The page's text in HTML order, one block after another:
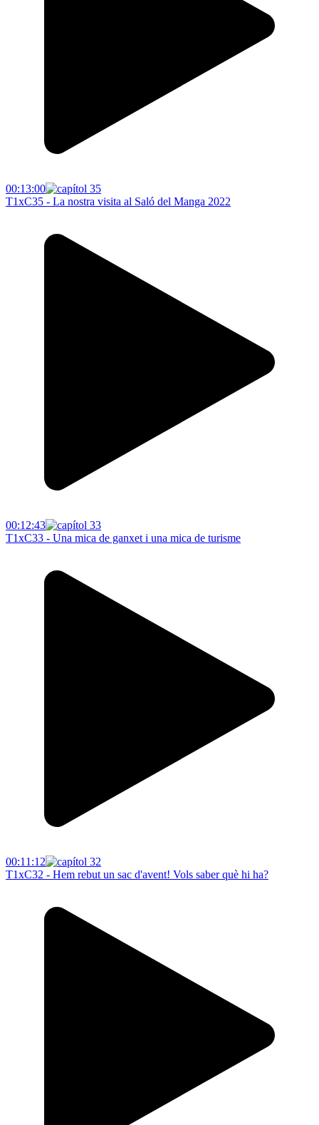
00:13:00
T1xC35 - La nostra visita al Saló del Manga 2022
00:12:43
T1xC33 - Una mica de ganxet i una mica de turisme
00:11:12
T1xC32 - Hem rebut un sac d'avent! Vols saber què hi ha?